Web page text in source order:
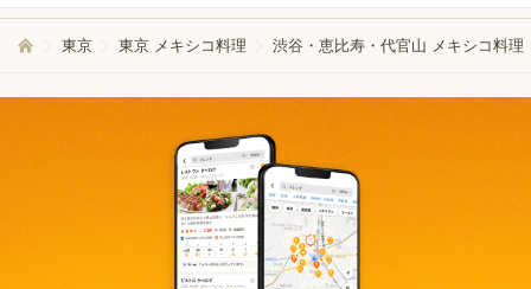
東京 東京 メキシコ料理 渋谷・恵比寿・代官山 メキシコ料理